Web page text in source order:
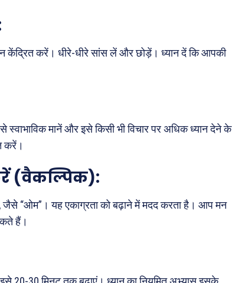
केंद्रित करें। धीरे-धीरे सांस लें और छोड़ें। ध्यान दें कि आपकी
मानें और इसे किसी भी विचार पर अधिक ध्यान देने के
करें।
(वैकल्पिक):
जैसे “ओम”। यह एकाग्रता को बढ़ाने में मदद करता है। आप मन
हैं।